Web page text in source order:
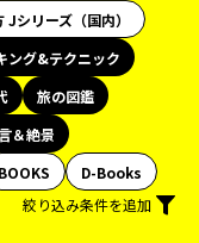
シリーズ（国内）
ング&テクニック
旅の図鑑
＆絶景
BOOKS
D-Books
絞り込み条件を追加